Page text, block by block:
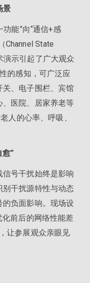
景
能”向“通信+感
Channel State
示引起了广大观众
的感知，可广泛应
、电子围栏、宾馆
医院、居家养老等
人的心率、呼吸、
”
号干扰始终是影响
干扰源特性与动态
负面影响。现场设
前后的网络性能差
让参展观众亲眼见